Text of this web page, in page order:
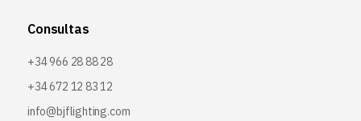
Consultas
+34 966 28 88 28
+34 672 12 83 12
info@bjflighting.com